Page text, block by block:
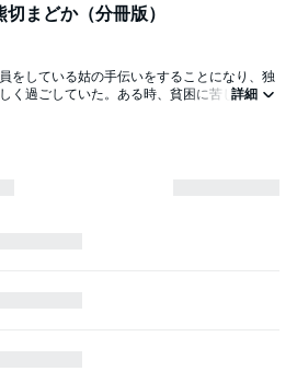
まどか（分冊版）
をしている姑の手伝いをすることになり、独
く過ごしていた。ある時、貧困に苦しむシン
詳細